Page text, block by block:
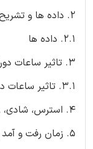
2. داده ها و تشریح دورکارها در ژاپن
2.1. داده ها
3. تاثیر ساعات دورکاری
3.1. تاثیر ساعات دورکاری بر بهره وری نیروی کار
4. استرس، شادی، رضایت از زندگی و رضایت شغلی
5. زمان رفت و آمد و وقفه در کار